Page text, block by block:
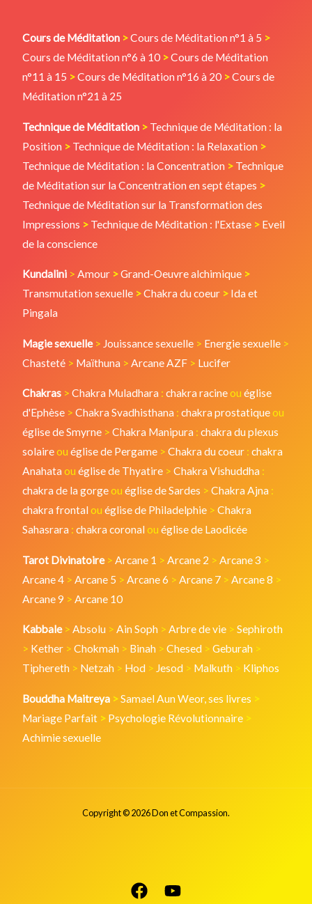
Cours de Méditation >Cours de Méditation n°1 à 5 >
Cours de Méditation n°6 à 10 >Cours de Méditation
n°11 à 15 >Cours de Méditation n°16 à 20 >Cours de
Méditation n°21 à 25
Technique de Méditation > Technique de Méditation : la
Position > Technique de Méditation : la Relaxation >
Technique de Méditation : la Concentration > Technique
de Méditation sur la Concentration en sept étapes >
Technique de Méditation sur la Transformation des
Impressions > Technique de Méditation : l'Extase > Eveil
de la conscience
Kundalini > Amour >Grand-Oeuvre alchimique >
Transmutation sexuelle >Chakra du coeur > Ida et
Pingala
Magie sexuelle> Jouissance sexuelle > Energie sexuelle >
Chasteté > Maïthuna > Arcane AZF > Lucifer
Chakras > Chakra Muladhara : chakra racine ou église
d'Ephèse > Chakra Svadhisthana : chakra prostatique ou
église de Smyrne > Chakra Manipura : chakra du plexus
solaireou église de Pergame > Chakra du coeur : chakra
Anahata ou église de Thyatire > Chakra Vishuddha :
chakra de la gorgeou église de Sardes > Chakra Ajna :
chakra frontalou église de Philadelphie > Chakra
Sahasrara : chakra coronal ou église de Laodicée
Tarot Divinatoire > Arcane 1 > Arcane 2 > Arcane 3 >
Arcane 4 > Arcane 5 > Arcane 6 > Arcane 7 > Arcane 8 >
Arcane 9 > Arcane 10
Kabbale> Absolu > Ain Soph > Arbre de vie > Sephiroth
> Kether > Chokmah > Binah > Chesed > Geburah >
Tiphereth > Netzah > Hod > Jesod > Malkuth > Kliphos
Bouddha Maitreya >Samael Aun Weor, ses livres >
Mariage Parfait > Psychologie Révolutionnaire >
Achimie sexuelle
Copyright © 2026 Don et Compassion.